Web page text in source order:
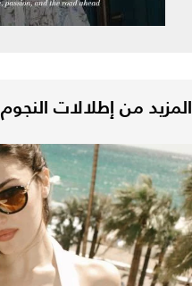
المزيد من إطلالات النجوم